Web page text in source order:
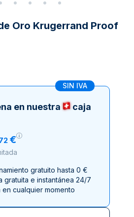
Oro Krugerrand Proof
SIN IVA
en nuestra
caja
€
gratuito hasta 0 €
gratuita e instantánea 24/7
en cualquier momento